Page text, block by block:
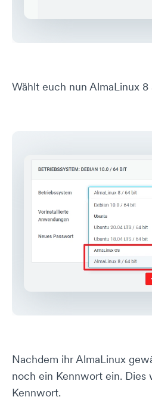
Wählt euch nun AlmaLinux 8
Nachdem ihr AlmaLinux
noch ein Kennwort ein. Dies
Kennwort.